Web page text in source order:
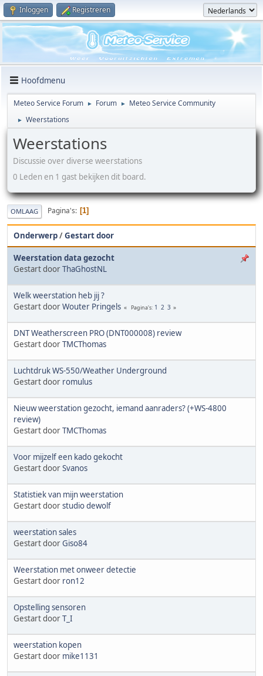
Inloggen Registreren
Hoofdmenu
Meteo Service Forum ► Forum ► Meteo Service Community
► Weerstations
Weerstations
Discussie over diverse weerstations
0 Leden en 1 gast bekijken dit board.
OMLAAG Pagina's 1
Onderwerp/Gestart door
Weerstation data gezocht
Gestart doorThaGhostNL
Welk weerstation heb jij ?
Gestart doorWouter Pringels Pagina's 1 2 3
DNT Weatherscreen PRO (DNT000008) review
Gestart doorTMCThomas
Luchtdruk WS-550/Weather Underground
Gestart door romulus
Nieuw weerstation gezocht, iemand aanraders? (+WS-4800
review)
Gestart doorTMCThomas
Voor mijzelf een kado gekocht
Gestart doorSvanos
Statistiek van mijn weerstation
Gestart doorstudio dewolf
weerstation sales
Gestart doorGiso84
Weerstation met onweer detectie
Gestart door ron12
Opstelling sensoren
Gestart doorT_I
weerstation kopen
Gestart door mike1131